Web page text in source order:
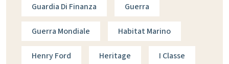
Guardia Di Finanza Guerra
Guerra Mondiale Habitat Marino
Henry Ford Heritage I Classe